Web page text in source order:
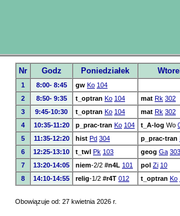
Nr Godz Poniedziałek
1 8:00- 8:45 gw Ko 104
2
8:50- 9:35 t_optran Ko 104 mat Rk 302
3
9:45-10:30 t_optran Ko 104 mat Rk 302
4
10:35-11:20 p_prac-tran Ko 104 t_A-log Wo
5
11:35-12:20 hist Pd 304 p_prac-tran
6
12:25-13:10 t_twl Pk 103 geog Ga 303
7
13:20-14:05 niem-2/2 #n4L 101 pol Zi 10
8
14:10-14:55 relig-1/2 #r4T 012 t_optran Ko
Obowiązuje od: 27 kwietnia 2026 r.